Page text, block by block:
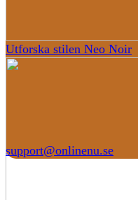
Utforska stilen Neo Noir
support@onlinenu.se